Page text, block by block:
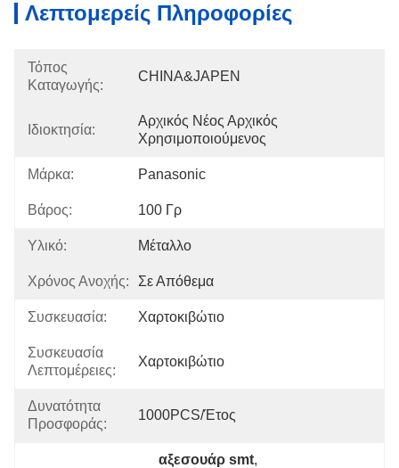
Λεπτομερείς Πληροφορίες
Τόπος
Καταγωγής:
CHINA&JAPEN
Ιδιοκτησία:
Αρχικός Νέος Αρχικός
Χρησιμοποιούμενος
Μάρκα: Panasonic
Βάρος: 100 Γρ
Υλικό: Μέταλλο
Χρόνος Ανοχής: Σε Απόθεμα
Συσκευασία: Χαρτοκιβώτιο
Συσκευασία
Λεπτομέρειες:
Χαρτοκιβώτιο
Δυνατότητα
Προσφοράς:
1000PCS/έτος
αξεσουάρ smt,